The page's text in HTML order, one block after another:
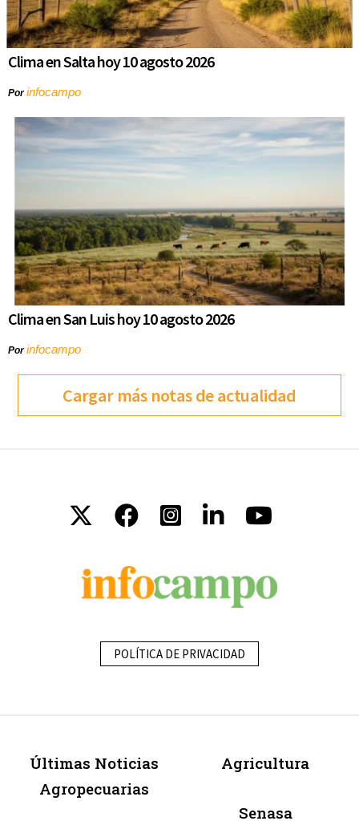
Clima en Salta hoy 10 agosto 2026
Porinfocampo
Clima en San Luis hoy 10 agosto 2026
Porinfocampo
Cargar más notas de actualidad
POLÍTICA DE PRIVACIDAD
Últimas Noticias
Agropecuarias
Agricultura
Senasa